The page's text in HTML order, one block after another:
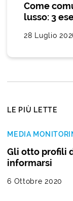
Come
lusso: 3
28 Luglio
LE PIÙ LETTE
MEDIA
Gli otto profili
informarsi
6 Ottobre 2020